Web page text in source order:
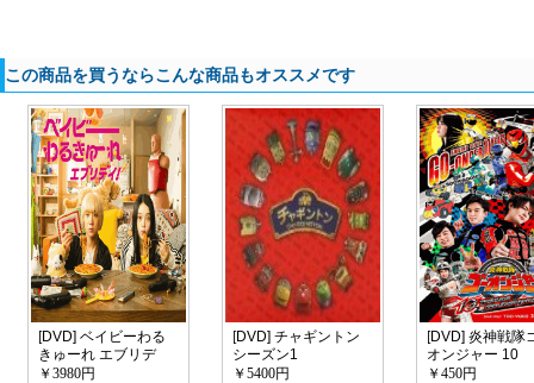
この商品を買うならこんな商品もオススメです
[DVD] ベイビーわる
きゅーれ エブリデ
イ！
￥3980円
[DVD] チャギントン
シーズン1
￥5400円
[DVD] 炎神戦隊
オンジャー 10
YEARS
￥450円